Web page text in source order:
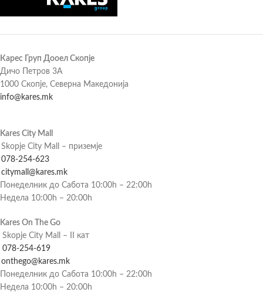
Карес Груп Дооел Скопје
Дичо Петров 3А
1000 Скопје, Северна Македонија
info@kares.mk
Kares City Mall
Skopje City Mall – приземје
078-254-623
citymall@kares.mk
Понеделник до Сабота 10:00h – 22:00h
Недела 10:00h – 20:00h
Kares On The Go
Skopje City Mall – II кат
078-254-619
onthego@kares.mk
Понеделник до Сабота 10:00h – 22:00h
Недела 10:00h – 20:00h